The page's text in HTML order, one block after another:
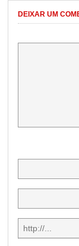
DEIXAR UM